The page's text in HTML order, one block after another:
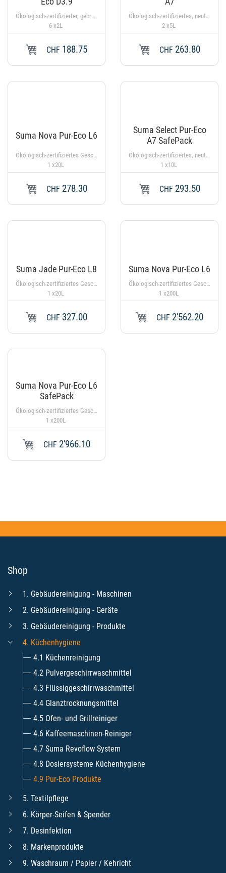
Ökologisch-zertifizierter, gebrauchsfertiger Fettlöser, extra stark. pH-Wert: 12.5
6 x2L
CHF 188.75
Ökologisch-zertifiziertes, neutrales Glanztrocknungsmittel. pH-Wert: 7.0
2 x5L
CHF 263.80
Suma Nova Pur-Eco L6
Ökologisch-zertifiziertes Geschirrwaschmittel für alle Wasserhärten. pH-Wert (1%): 12.5 ± 0.5
1 x20L
CHF 278.30
Suma Select Pur-Eco
A7 SafePack
Ökologisch-zertifiziertes, neutrales Glanztrocknungsmittel. pH-Wert: 7.0
1 x10L
CHF 293.50
Suma Jade Pur-Eco L8
Ökologisch-zertifiziertes Geschirrwaschmittel für alle Wasserhärten. Aluminiumsicher. pH-Wert (1%): 11.0%
1 x20L
CHF 327.00
Suma Nova Pur-Eco L6
Ökologisch-zertifiziertes Geschirrwaschmittel für alle Wasserhärten. pH-Wert (1%): 12.5 ± 0.5
1 x200L
CHF 2'562.20
Suma Nova Pur-Eco L6
SafePack
Ökologisch-zertifiziertes Geschirrwaschmittel für alle Wasserhärten. pH-Wert (1%): 12.5 ± 0.5
1 x200L
CHF 2'966.10
Shop
1. Gebäudereinigung - Maschinen
2. Gebäudereinigung - Geräte
3. Gebäudereinigung - Produkte
4. Küchenhygiene
4.1 Küchenreinigung
4.2 Pulvergeschirrwaschmittel
4.3 Flüssiggeschirrwaschmittel
4.4 Glanztrocknungsmittel
4.5 Ofen- und Grillreiniger
4.6 Kaffeemaschinen-Reiniger
4.7 Suma Revoflow System
4.8 Dosiersysteme Küchenhygiene
4.9 Pur-Eco Produkte
5. Textilpflege
6. Körper-Seifen & Spender
7. Desinfektion
8. Markenprodukte
9. Waschraum / Papier / Kehricht